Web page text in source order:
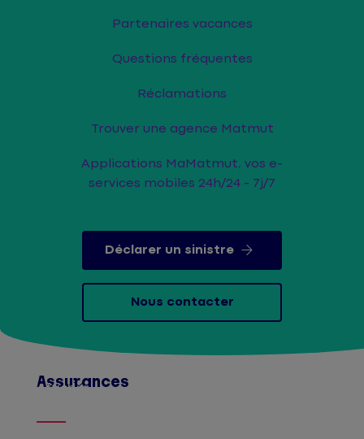
Partenaires vacances
Questions fréquentes
Réclamations
Trouver une agence Matmut
Applications MaMatmut, vos e-
services mobiles 24h/24 - 7j/7
Déclarer un sinistre
Nous contacter
Assurances
Afficher